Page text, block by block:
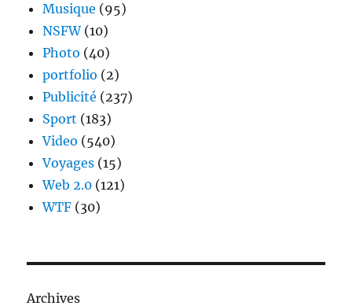
Musique (95)
NSFW(10)
Photo (40)
portfolio (2)
Publicité (237)
Sport (183)
Video (540)
Voyages (15)
Web 2.0 (121)
WTF (30)
Archives